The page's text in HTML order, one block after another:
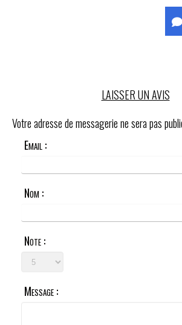
LAISSER UN AVIS
Votre adresse de messagerie ne sera pas
Email :
Nom :
Note :
Message :